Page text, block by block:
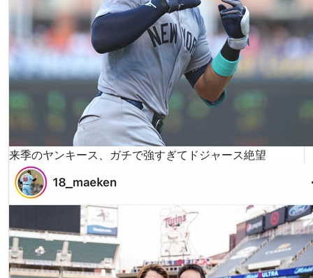
来季のヤンキース、ガチで強すぎてドジャース絶望